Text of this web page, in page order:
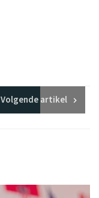
Volgendeartikel